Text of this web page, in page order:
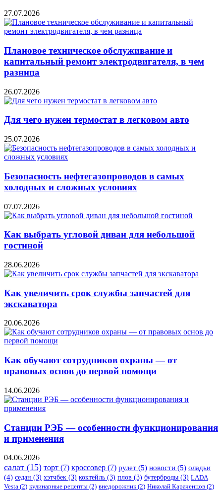
27.07.2026
Плановое техническое обслуживание и
капитальный ремонт электродвигателя, в чем
разница
26.07.2026
Для чего нужен термостат в легковом авто
25.07.2026
Безопасность нефтегазопроводов в самых
холодных и сложных условиях
07.07.2026
Как выбрать угловой диван для небольшой
гостиной
28.06.2026
Как увеличить срок службы запчастей для
экскаватора
20.06.2026
Как обучают сотрудников охраны — от
правовых основ до первой помощи
14.06.2026
Станции РЭБ — особенности функционирования
и применения
04.06.2026
салат (15) торт (7) кроссовер (7) рулет (5) новости (5) оладьи
(4) седан (3) хэтчбек (3) коктейль (3) плов (3) бутерброды (3) LADA
Vesta (2) кулинарные рецепты (2) внедорожник(2) Николай Караченцов (2)